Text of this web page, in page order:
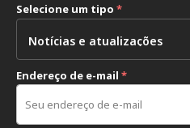
Selecione um tipo *
Endereço de e-mail *